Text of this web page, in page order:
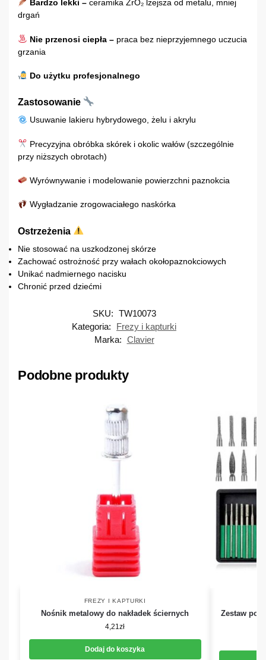
Bardzo lekki –ceramika ZrO₂ lżejsza od metalu, mniej
drgań
Nie przenosi ciepła –praca bez nieprzyjemnego uczucia
grzania
Do użytku profesjonalnego
Zastosowanie
Usuwanie lakieru hybrydowego, żelu i akrylu
Precyzyjna obróbka skórek i okolic wałów (szczególnie
przy niższych obrotach)
Wyrównywanie i modelowanie powierzchni paznokcia
Wygładzanie zrogowaciałego naskórka
Ostrzeżenia
Nie stosować na uszkodzonej skórze
Zachować ostrożność przy wałach okołopaznokciowych
Unikać nadmiernego nacisku
Chronić przed dziećmi
SKU: TW10073
Kategoria:
Frezy i kapturki
Marka: Clavier
Podobne produkty
FREZY I KAPTURKI
Nośnik metalowy do nakładek ściernych
4,21zł
Dodaj do koszyka
Zestaw